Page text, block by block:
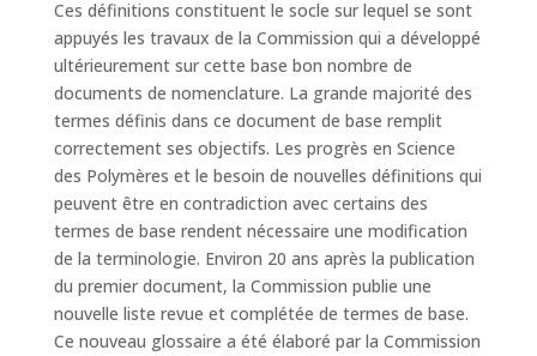
Ces définitions constituent le socle sur lequel se sont
appuyés les travaux de la Commission qui a développé
ultérieurement sur cette base bon nombre de
documents de nomenclature. La grande majorité des
termes définis dans ce document de base remplit
correctement ses objectifs. Les progrès en Science
des Polymères et le besoin de nouvelles définitions qui
peuvent être en contradiction avec certains des
termes de base rendent nécessaire une modification
de la terminologie. Environ 20 ans après la publication
du premier document, la Commission publie une
nouvelle liste revue et complétée de termes de base.
Ce nouveau glossaire a été élaboré par la Commission